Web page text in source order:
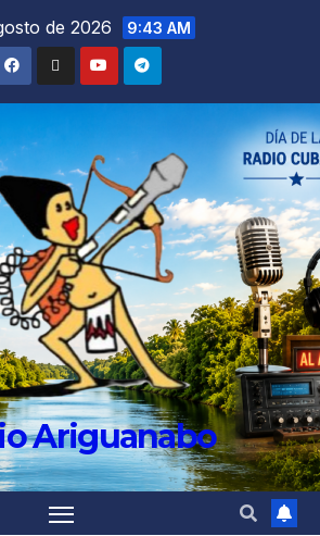
de 2026 9:43 AM
Ariguanabo